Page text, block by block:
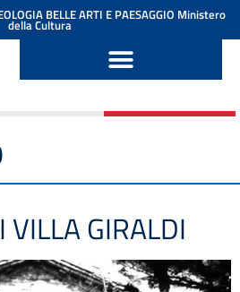
BELLE ARTI E PAESAGGIO Ministero
della Cultura
VILLA GIRALDI